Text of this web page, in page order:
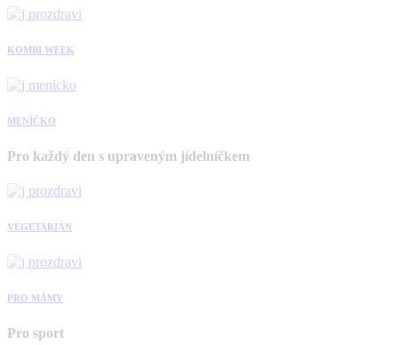
KOMBI WEEK
MENÍČKO
Pro každý den s upraveným jídelníčkem
VEGETARIÁN
PRO MÁMY
Pro sport